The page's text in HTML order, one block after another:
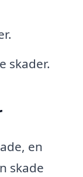
skader.
en
skade